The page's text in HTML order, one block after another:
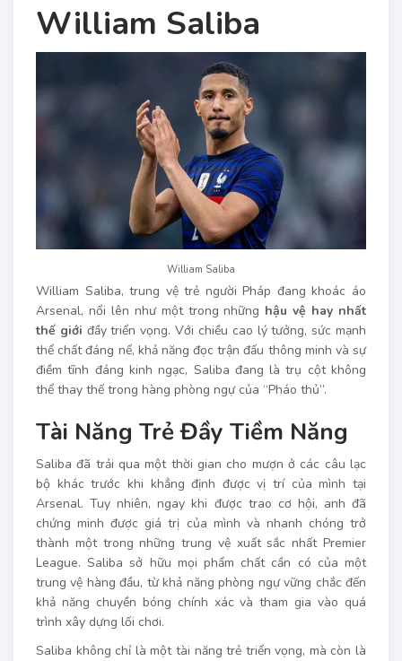
William Saliba
William Saliba
William Saliba, trung vệ trẻ người Pháp đang khoác áo
Arsenal, nổi lên như một trong những hậu vệ hay nhất
thế giới đầy triển vọng. Với chiều cao lý tưởng, sức mạnh
thể chất đáng nể, khả năng đọc trận đấu thông minh và sự
điềm tĩnh đáng kinh ngạc, Saliba đang là trụ cột không
thể thay thế trong hàng phòng ngự của “Pháo thủ”.
Tài Năng Trẻ Đầy Tiềm Năng
Saliba đã trải qua một thời gian cho mượn ở các câu lạc
bộ khác trước khi khẳng định được vị trí của mình tại
Arsenal. Tuy nhiên, ngay khi được trao cơ hội, anh đã
chứng minh được giá trị của mình và nhanh chóng trở
thành một trong những trung vệ xuất sắc nhất Premier
League. Saliba sở hữu mọi phẩm chất cần có của một
trung vệ hàng đầu, từ khả năng phòng ngự vững chắc đến
khả năng chuyền bóng chính xác và tham gia vào quá
trình xây dựng lối chơi.
Saliba không chỉ là một tài năng trẻ triển vọng, mà còn là